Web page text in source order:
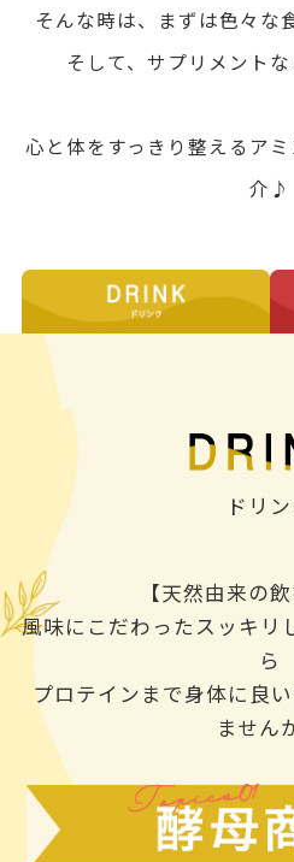
そんな時は、まずは色々な
そして、サプリメント
心と体をすっきり整えるア
介♪
ドリ
【天然由来の
風味にこだわったスッキリ
ら
プロテインまで身体に良
ません